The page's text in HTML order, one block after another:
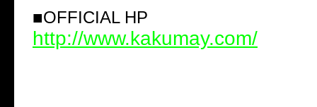
■OFFICIAL HP
http://www.kakumay.com/